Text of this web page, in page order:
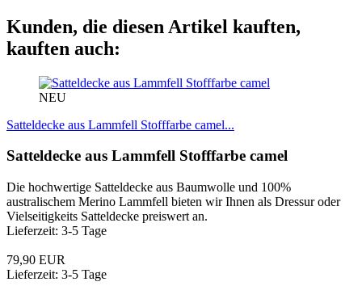
Kunden, die diesen Artikel kauften,
kauften auch:
NEU
Satteldecke aus Lammfell Stofffarbe camel...
Satteldecke aus Lammfell Stofffarbe camel
Die hochwertige Satteldecke aus Baumwolle und 100%
australischem Merino Lammfell bieten wir Ihnen als Dressur oder
Vielseitigkeits Satteldecke preiswert an.
Lieferzeit: 3-5 Tage
79,90 EUR
Lieferzeit: 3-5 Tage